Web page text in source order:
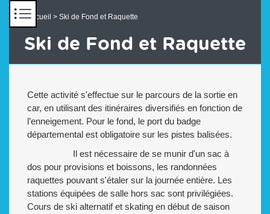
Accueil > Ski de Fond et Raquette
Ski de Fond et Raquette
Cette activité s'effectue sur le parcours de la sortie en
car, en utilisant des itinéraires diversifiés en fonction de
l’enneigement. Pour le fond, le port du badge
départemental est obligatoire sur les pistes balisées.
Il est nécessaire de se munir d'un sac à
dos pour provisions et boissons, les randonnées
raquettes pouvant s'étaler sur la journée entière. Les
stations équipées de salle hors sac sont privilégiées.
Cours de ski alternatif et skating en début de saison